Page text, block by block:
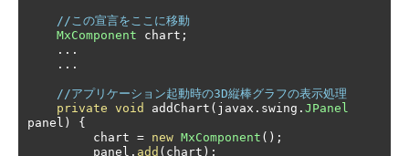
//この宣言をここに移動
MxComponent chart ;
...
...
//アプリケーション起動時の3D縦棒グラフの表示処理
private void addChart ( javax . swing . JPanel
panel )
{
         chart
= new MxComponent ();
         panel
. add ( chart );